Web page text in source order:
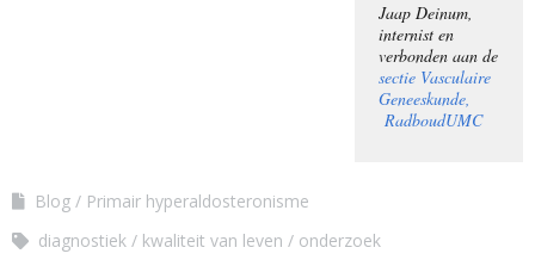
Jaap Deinum,
internist en
verbonden aan de
sectie Vasculaire
Geneeskunde,
RadboudUMC
Blog
Primair hyperaldosteronisme
diagnostiek
kwaliteit van leven onderzoek